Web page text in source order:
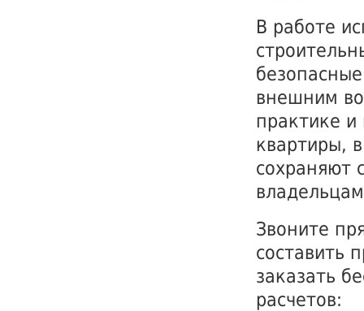
В работе
внешним
практике
квартиры,
сохраняют
Звоните
составить
заказать
расчетов: